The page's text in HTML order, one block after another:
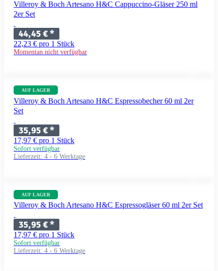
Villeroy & Boch Artesano H&C Cappuccino-Gläser 250 ml
2er Set
44,45 €*
22,23 € pro 1 Stück
Momentan nicht verfügbar
AUF LAGER
Villeroy & Boch Artesano H&C Espressobecher 60 ml 2er
Set
35,95 €*
17,97 € pro 1 Stück
Sofort verfügbar
Lieferzeit: 4 - 6 Werktage
AUF LAGER
Villeroy & Boch Artesano H&C Espressogläser 60 ml 2er Set
35,95 €*
17,97 € pro 1 Stück
Sofort verfügbar
Lieferzeit: 4 - 6 Werktage